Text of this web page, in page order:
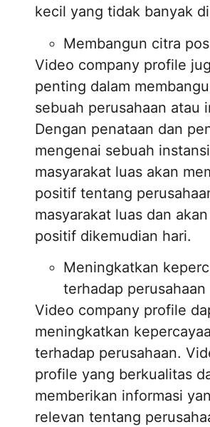
kecil yang tidak banyak
Membangun citra
Video company profile
penting dalam
sebuah perusahaan atau
Dengan penataan dan
mengenai sebuah
masyarakat luas akan
positif tentang
masyarakat luas dan
positif dikemudian hari.
Meningkatkan
terhadap perusahaan
Video company profile
meningkatkan
terhadap perusahaan.
profile yang berkualitas
memberikan informasi
relevan tentang